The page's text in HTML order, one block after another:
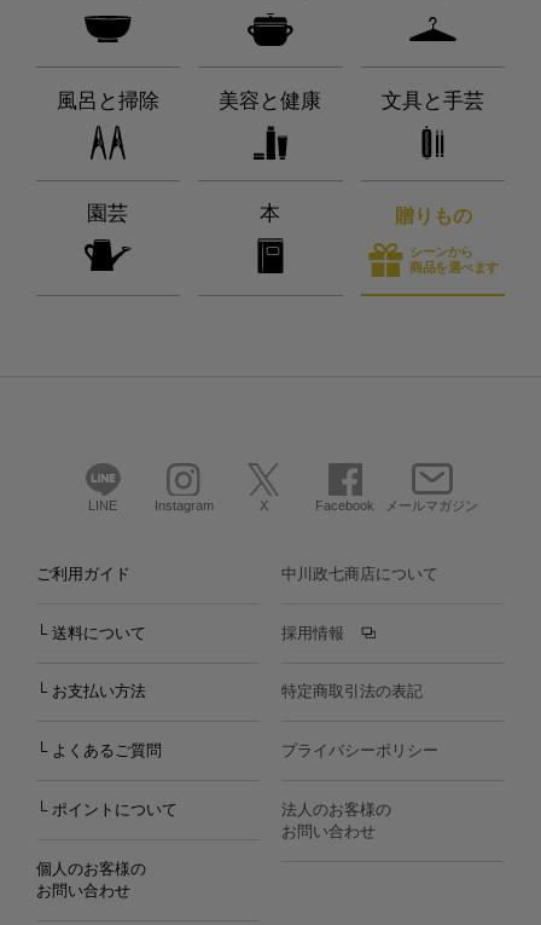
風呂と掃除 美容と健康 文具と手芸
園芸 本 贈りもの
シーンから
商品を選べます
LINE Instagram X Facebook メールマガジン
ご利用ガイド
└ 送料について
└ お支払い方法
└ よくあるご質問
└ ポイントについて
個人のお客様の
お問い合わせ
中川政七商店について
採用情報
特定商取引法の表記
プライバシーポリシー
法人のお客様の
お問い合わせ